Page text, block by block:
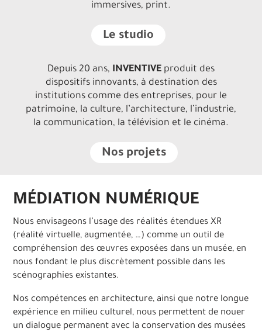
immersives, print.
Le studio
Depuis 20 ans, INVENTIVE produit des
dispositifs innovants, à destination des
institutions comme des entreprises, pour le
patrimoine, la culture, l’architecture, l’industrie,
la communication, la télévision et le cinéma.
Nos projets
MÉDIATION NUMÉRIQUE
Nous envisageons l’usage des réalités étendues XR
(réalité virtuelle, augmentée, …) comme un outil de
compréhension des œuvres exposées dans un musée, en
nous fondant le plus discrètement possible dans les
scénographies existantes.
Nos compétences en architecture, ainsi que notre longue
expérience en milieu culturel, nous permettent de nouer
un dialogue permanent avec la conservation des musées